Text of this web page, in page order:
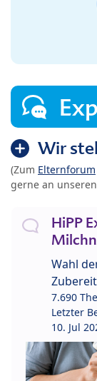
Wir
(Zum Elternforum
gerne an unseren
HiPP
Wahl
7.690
Letzter
10. Jul